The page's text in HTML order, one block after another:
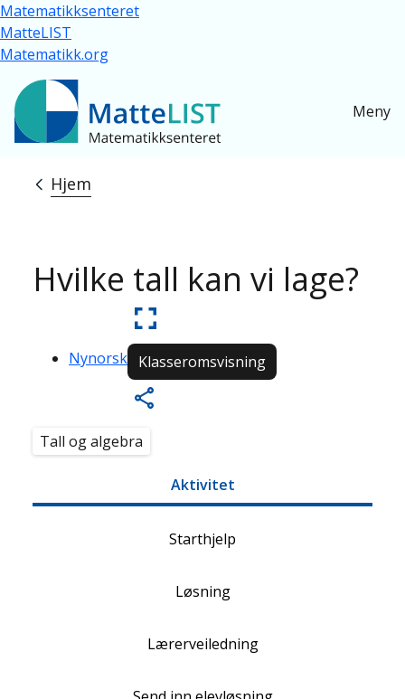
Hopp til hovedinnhold
Matematikksenteret
MatteLIST
Matematikk.org
Meny
Navigasjonssti
Hjem
Hvilke tall kan vi lage?
Nynorsk Klasseromsvisning
Tall og algebra
Aktivitet
Starthjelp
Løsning
Lærerveiledning